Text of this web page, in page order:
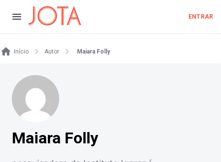
ENTRAR
Início Autor Maiara Folly
Maiara Folly